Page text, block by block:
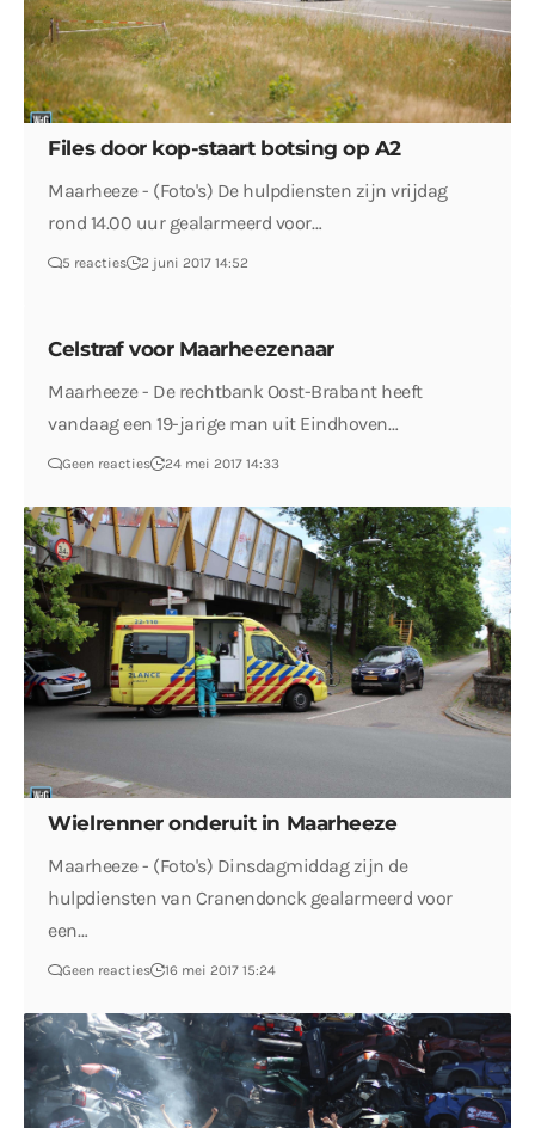
Files door kop-staart botsing op A2
Maarheeze - (Foto's) De hulpdiensten zijn vrijdag
rond 14.00 uur gealarmeerd voor…
5 reacties 2 juni 2017 14:52
Celstraf voor Maarheezenaar
Maarheeze - De rechtbank Oost-Brabant heeft
vandaag een 19-jarige man uit Eindhoven…
Geen reacties 24 mei 2017 14:33
Wielrenner onderuit in Maarheeze
Maarheeze - (Foto's) Dinsdagmiddag zijn de
hulpdiensten van Cranendonck gealarmeerd voor
een…
Geen reacties 16 mei 2017 15:24